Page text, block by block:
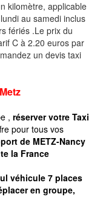
kilomètre, applicable
au samedi inclus
fériés .Le prix du
C à 2.20 euros par
un devis taxi
Metz
, réserver votre Taxi
pour tous vos
de METZ-Nancy
la France
véhicule 7 places
en groupe,